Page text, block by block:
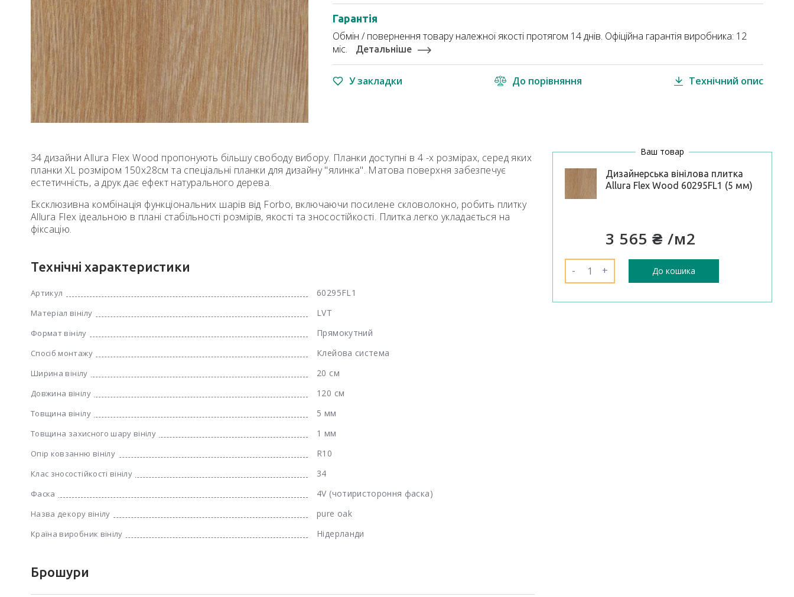
Гарантія
Обмін / повернення товару належної якості протягом 14 днів. Офіційна гарантія виробника: 12
міс.
Детальніше
У закладки До порівняння Технічний опис
34 дизайни Allura Flex Wood пропонують більшу свободу вибору. Планки доступні в 4 -х розмірах, серед яких
планки XL розміром 150х28см та спеціальні планки для дизайну "ялинка". Матова поверхня забезпечує
естетичність, а друк дає ефект натурального дерева.
Ексклюзивна комбінація функціональних шарів від Forbo, включаючи посилене скловолокно, робить плитку
Allura Flex ідеальною в плані стабільності розмірів, якості та зносостійкості. Плитка легко укладається на
фіксацію.
Технічні характеристики
Артикул 60295FL1
Матеріал вінілу LVT
Формат вінілу Прямокутний
Спосіб монтажу Клейова система
Ширина вінілу 20 см
Довжина вінілу 120 см
Товщина вінілу 5 мм
Товщина захисного шару вінілу 1 мм
Опір ковзанню вінілу R10
Клас зносостійкості вінілу 34
Фаска 4V (чотиристороння фаска)
Назва декору вінілу pure oak
Країна виробник вінілу Нідерланди
Брошури
Ваш товар
Дизайнерська вінілова плитка
Allura Flex Wood 60295FL1 (5 мм)
3 565 ₴/м2
- + До кошика